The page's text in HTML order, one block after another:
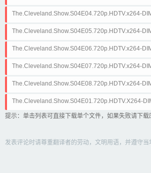
The.Cleveland.Show.S04E04.720p.HDTV.x264-
The.Cleveland.Show.S04E05.720p.HDTV.x264-
The.Cleveland.Show.S04E06.720p.HDTV.x264-
The.Cleveland.Show.S04E07.720p.HDTV.x264-
The.Cleveland.Show.S04E08.720p.HDTV.x264-
The.Cleveland.Show.S04E01.720p.HDTV.X264-
提示：单击列表可直接下载单个文件，如果失败请下载
发表评论时请尊重翻译者的劳动，文明用语，并遵守当